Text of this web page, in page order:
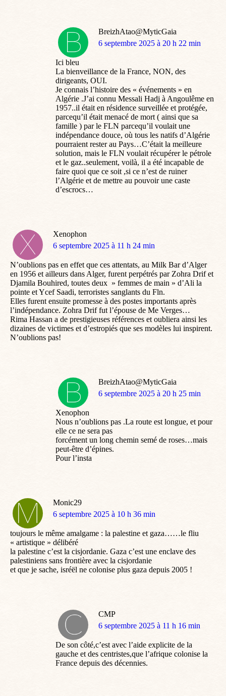
BreizhAtao@MyticGaia
dit
6 septembre 2025 à 20 h 22 min
Ici bleu
La bienveillance de la France, NON, des
dirigeants, OUI.
Je connais l’histoire des « événements » en
Algérie .J’ai connu Messali Hadj à Angoulême en
1957..il était en résidence surveillée et protégée,
parcequ’il était menacé de mort ( ainsi que sa
famille ) par le FLN parcequ’il voulait une
indépendance douce, où tous les natifs d’Algérie
pourraient rester au Pays…C’était la meilleure
solution, mais le FLN voulait récupérer le pétrole
et le gaz..seulement, voilà, il a été incapable de
faire quoi que ce soit ,si ce n’est de ruiner
l’Algérie et de mettre au pouvoir une caste
d’escrocs…
Xenophon
dit
6 septembre 2025 à 11 h 24 min
N’oublions pas en effet que ces attentats, au Milk Bar d’Alger
en 1956 et ailleurs dans Alger, furent perpétrés par Zohra Drif et
Djamila Bouhired, toutes deux » femmes de main » d’Ali la
pointe et Ycef Saadi, terroristes sanglants du Fln.
Elles furent ensuite promesse à des postes importants après
l’indépendance. Zohra Drif fut l’épouse de Me Verges…
Rima Hassan a de prestigieuses références et oubliera ainsi les
dizaines de victimes et d’estropiés que ses modèles lui inspirent.
N’oublions pas!
BreizhAtao@MyticGaia
dit
6 septembre 2025 à 20 h 25 min
Xenophon
Nous n’oublions pas .La route est longue, et pour
elle ce ne sera pas
forcément un long chemin semé de roses…mais
peut-être d’épines.
Pour l’insta
Monic29
dit
6 septembre 2025 à 10 h 36 min
toujours le même amalgame : la palestine et gaza……le fliu
« artistique » délibéré
la palestine c’est la cisjordanie. Gaza c’est une enclave des
palestiniens sans frontière avec la cisjordanie
et que je sache, isréël ne colonise plus gaza depuis 2005 !
CMP
dit
6 septembre 2025 à 11 h 16 min
De son côté,c’est avec l’aide explicite de la
gauche et des centristes,que l’afrique colonise la
France depuis des décennies.